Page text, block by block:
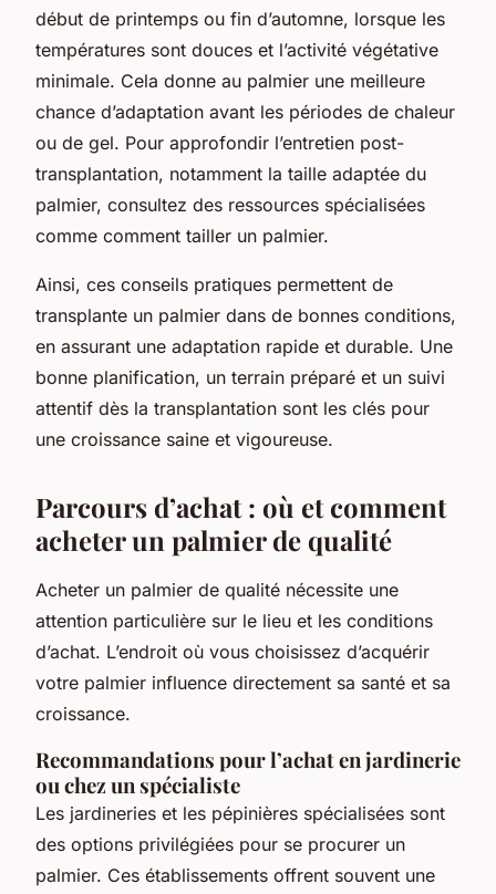
début de printemps ou fin d’automne, lorsque les
températures sont douces et l’activité végétative
minimale. Cela donne au palmier une meilleure
chance d’adaptation avant les périodes de chaleur
ou de gel. Pour approfondir l’entretien post-
transplantation, notamment la taille adaptée du
palmier, consultez des ressources spécialisées
comme comment tailler un palmier.
Ainsi, ces conseils pratiques permettent de
transplante un palmier dans de bonnes conditions,
en assurant une adaptation rapide et durable. Une
bonne planification, un terrain préparé et un suivi
attentif dès la transplantation sont les clés pour
une croissance saine et vigoureuse.
Parcours d’achat : où et comment
acheter un palmier de qualité
Acheter un palmier de qualité nécessite une
attention particulière sur le lieu et les conditions
d’achat. L’endroit où vous choisissez d’acquérir
votre palmier influence directement sa santé et sa
croissance.
Recommandations pour l’achat en jardinerie
ou chez un spécialiste
Les jardineries et les pépinières spécialisées sont
des options privilégiées pour se procurer un
palmier. Ces établissements offrent souvent une